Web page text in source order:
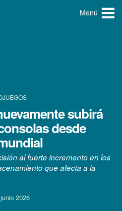
Menú
subirá
desde
al fuerte incremento en los
que afecta a la
2026